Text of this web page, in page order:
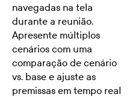
navegadas na tela
durante a reunião.
Apresente múltiplos
cenários com uma
comparação de cenário
vs. base e ajuste as
premissas em tempo real